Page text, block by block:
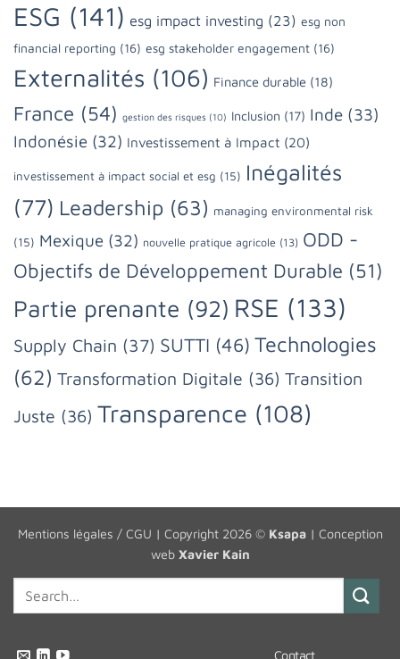
ESG (141) esg impact investing (23) esg non
financial reporting (16) esg stakeholder engagement (16)
Externalités (106) Finance durable (18)
France (54) gestion des risques (10) Inclusion (17) Inde (33)
Indonésie (32) Investissement à Impact (20)
investissement à impact social et esg (15) Inégalités
(77) Leadership (63) managing environmental risk
(15) Mexique (32) nouvelle pratique agricole (13) ODD -
Objectifs de Développement Durable (51)
Partie prenante (92) RSE (133)
Supply Chain (37) SUTTI (46) Technologies
(62) Transformation Digitale (36) Transition
Juste (36) Transparence (108)
Mentions légales / CGU | Copyright 2026 © Ksapa| Conception
web Xavier Kain
Contact